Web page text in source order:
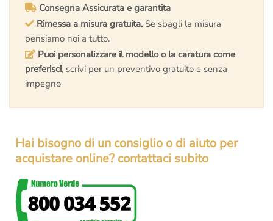
Consegna Assicurata e garantita
Rimessa a misura gratuita. Se sbagli la misura
pensiamo noi a tutto.
Puoi personalizzare il modello o la caratura come
preferisci, scrivi per un preventivo gratuito e senza
impegno
Hai bisogno di un consiglio o di aiuto per
acquistare online? contattaci subito